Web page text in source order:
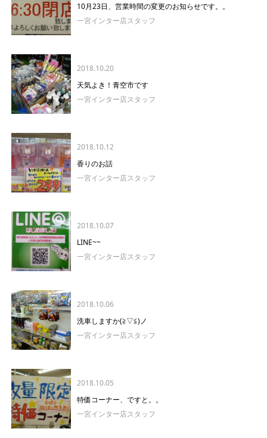
10月23日、営業時間の変更のお知らせです。。
一宮インター店スタッフ
2018.10.20
天気よき！青空市です
一宮インター店スタッフ
2018.10.12
香りのお話
一宮インター店スタッフ
2018.10.07
LINE~~
一宮インター店スタッフ
2018.10.06
洗車しますか(≧▽≦)ノ
一宮インター店スタッフ
2018.10.05
特価コーナー、ですと。。
一宮インター店スタッフ